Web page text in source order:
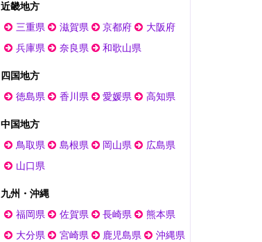
近畿地方
三重県
滋賀県 京都府
大阪府
兵庫県
奈良県 和歌山県
四国地方
徳島県
香川県 愛媛県 高知県
中国地方
鳥取県
島根県 岡山県
広島県
山口県
九州・沖縄
福岡県
佐賀県 長崎県
熊本県
大分県
宮崎県 鹿児島県 沖縄県